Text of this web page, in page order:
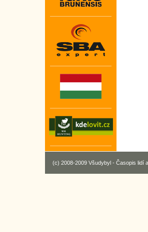
(c) 2008-2009 Všudybyl - Časopis lidí